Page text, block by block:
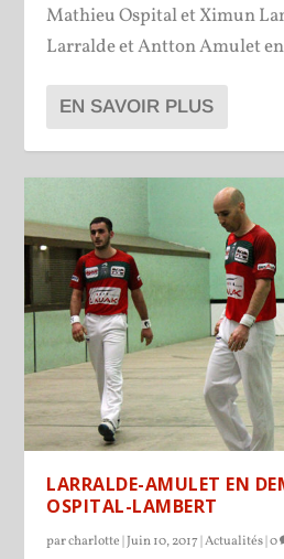
Mathieu Ospital et Ximun
Larralde et Antton Amulet
EN SAVOIR PLUS
LARRALDE-AMULET EN
OSPITAL-LAMBERT
parcharlotte Juin 10, 2017 |Actualités |0